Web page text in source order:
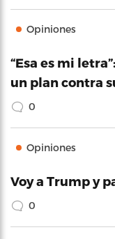
Opiniones
“Esa es mi
un plan contra
0
Opiniones
Voy a Trump y
0